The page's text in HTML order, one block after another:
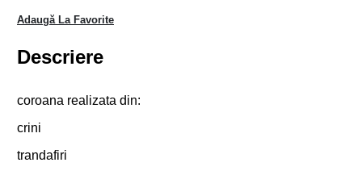
Adaugă La Favorite
Descriere
coroana realizata din:
crini
trandafiri